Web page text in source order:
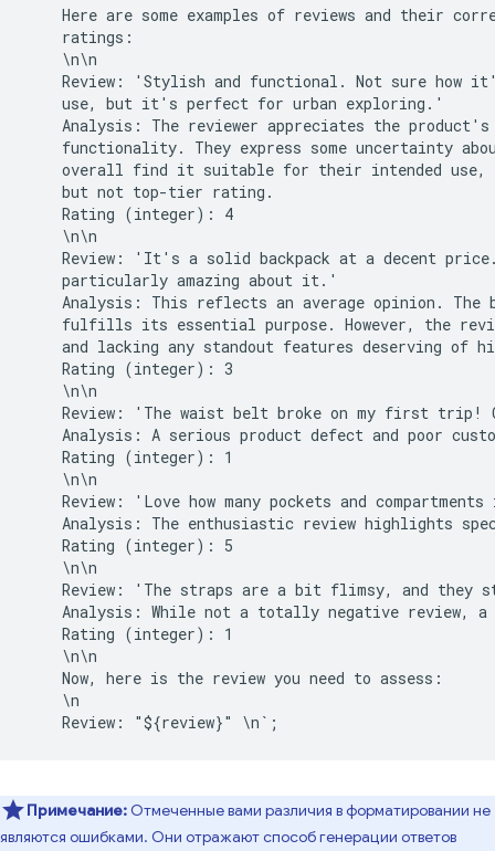
Here are some examples of reviews and their
    ratings:
    \n\n
Review: 'Stylish and functional. Not sure how
    use, but it's perfect for urban exploring.'
Analysis: The reviewer appreciates the
functionality. They express some uncertainty
overall find it suitable for their intended use,
    but not top-tier rating.
    Rating (integer): 4
    \n\n
Review: 'It's a solid backpack at a decent
    particularly amazing about it.'
Analysis: This reflects an average opinion. The
fulfills its essential purpose. However, the
and lacking any standout features deserving of
    Rating (integer): 3
    \n\n
Review: 'The waist belt broke on my first
Analysis: A serious product defect and poor
    Rating (integer): 1
    \n\n
Review: 'Love how many pockets and
Analysis: The enthusiastic review highlights
    Rating (integer): 5
    \n\n
Review: 'The straps are a bit flimsy, and they
Analysis: While not a totally negative review,
    Rating (integer): 1
    \n\n
    Now, here is the review you need to assess:
    \n
Примечание: Отмеченные вами различия в форматировании не
являются ошибками. Они отражают способ генерации ответов